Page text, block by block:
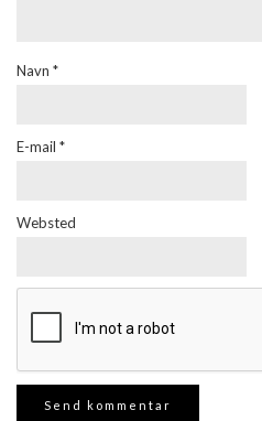
Navn *
E-mail *
Websted